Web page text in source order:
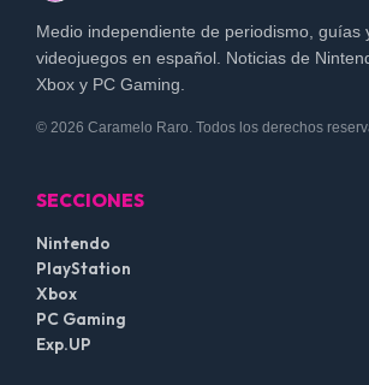
Medio independiente de periodismo, guías
videojuegos en español. Noticias de
Xbox y PC Gaming.
© 2026 Caramelo Raro. Todos los derechos
SECCIONES
Nintendo
PlayStation
Xbox
PC Gaming
Exp.UP